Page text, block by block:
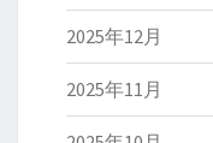
2025年12月
2025年11月